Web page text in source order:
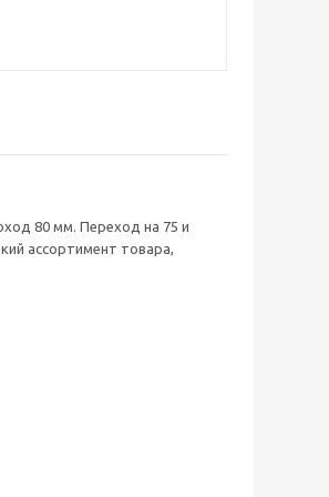
80 мм. Переход на 75 и
ассортимент товара,